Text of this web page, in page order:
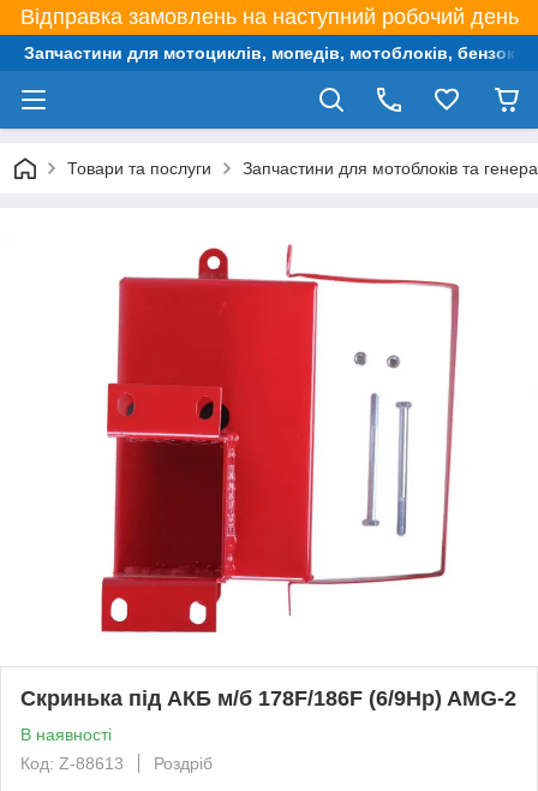
Відправка замовлень на наступний робочий день
Запчастини для мотоциклів, мопедів, мотоблоків,
Товари та послуги Запчастини для мотоблоків та
Скринька під АКБ м/б 178F/186F (6/9Hp) AMG-2
В наявності
Код: Z-88613
Роздріб